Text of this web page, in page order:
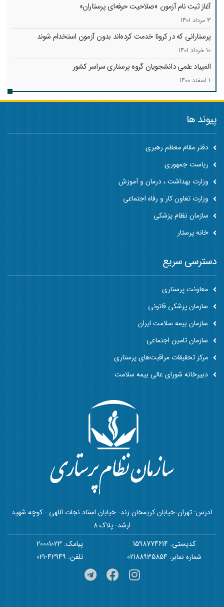
آغاز ثبت نام آزمون «صلاحیت حرفه‌ای پرستاران»
3 مرداد 1401
پرستارانی که در کرونا خدمت کرد‌ه‌اند بدون آزمون استخدام شوند
10 خرداد 1401
المپیاد علمی دانشجویان گروه پرستاری سراسر کشور
1 اسفند 1400
پیوند ها
دفتر مقام معظم رهبری
ریاست جمهوری
وزارت بهداشت ، درمان و آموزش
وزارت تعاون کار و رفاه اجتماعی
سازمان نظام پزشکی
خانه پرستار
آدرس: تهران-خیابان کریمخان زند- خیابان استاد نجات اللهی - کوچه شهید
ارشد- پلاک 8
کدپستی: 1598774614
پیامک: 20001023
شماره نمابر: 02188935854
تلفن: 42949-021
دسترسی سریع
معاونت پرستاری
سازمان پزشکی قانونی
سازمان بیمه سلامت ایران
سازمان تامین اجتماعی
مرکز تحقیقات مراقبت‌های پرستاری
دبیرخانه شورای عالی بیمه سلامت